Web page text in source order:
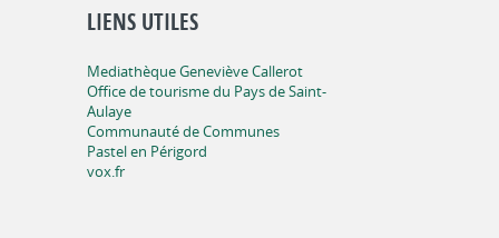
LIENS UTILES
Mediathèque Geneviève Callerot
Office de tourisme du Pays de Saint-
Aulaye
Communauté de Communes
Pastel en Périgord
vox.fr